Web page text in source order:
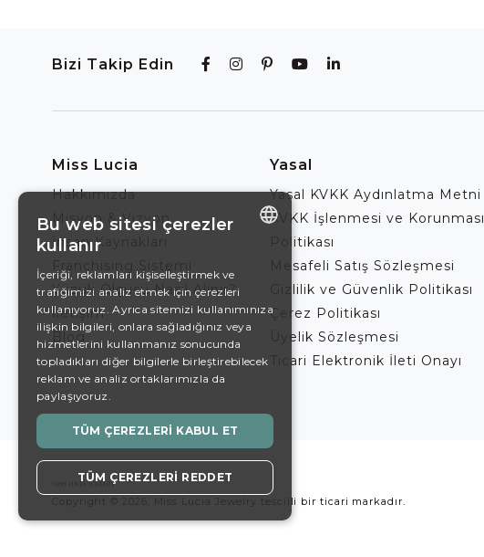
Bizi Takip Edin
Miss Lucia
Hakkımızda
Misyon & Vizyon
İnsan Kaynakları
Yüzük Ölçüsü Nasıl Alınır?
İletişim
Blog
Yasal
Yasal KVKK Aydınlatma Metni
KVKK İşlenmesi ve Korunması
Politikası
Mesafeli Satış Sözleşmesi
Gizlilik ve Güvenlik Politikası
Çerez Politikası
Üyelik Sözleşmesi
Ticari Elektronik İleti Onayı
Copyright © 2026, Miss Lucia Jewelry tescilli bir ticari markadır.
DE
EN
SWEDISH
TURKISH
Bu web sitesi çerezler
kullanır
İçeriği, reklamları kişiselleştirmek ve
trafiğimizi analiz etmek için çerezleri
kullanıyoruz. Ayrıca sitemizi kullanımınıza
ilişkin bilgileri, onlara sağladığınız veya
hizmetlerini kullanmanız sonucunda
topladıkları diğer bilgilerle birleştirebilecek
reklam ve analiz ortaklarımızla da
paylaşıyoruz.
TÜM ÇEREZLERI KABUL ET
TÜM ÇEREZLERI REDDET